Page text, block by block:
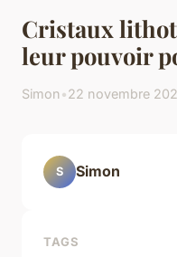
Cristaux
leur pouvoir
Simon•22 novembre
S Simon
TAGS